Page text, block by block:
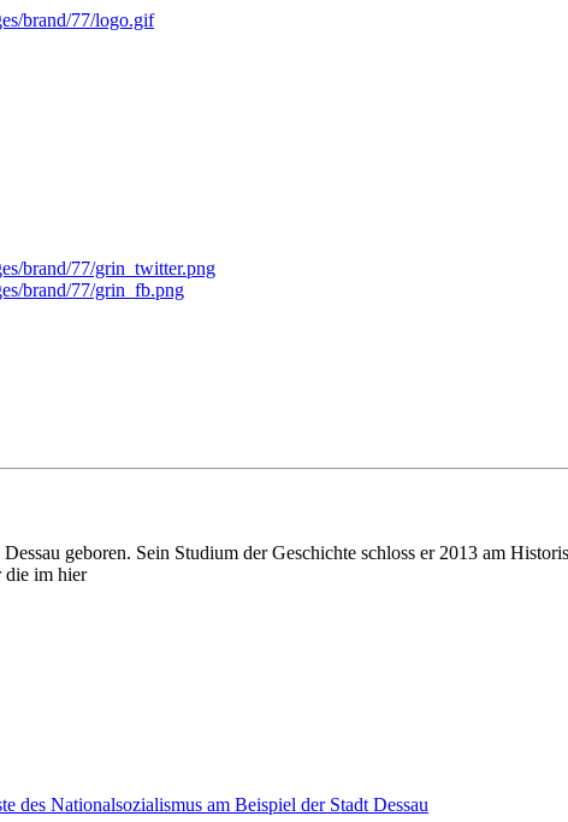
geboren. Sein Studium der Geschichte schloss er 2013 am
die im hier
des Nationalsozialismus am Beispiel der Stadt Dessau